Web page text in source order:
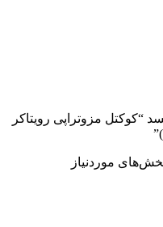
“کوکتل مزوتراپی رویتاکر
موردنیاز